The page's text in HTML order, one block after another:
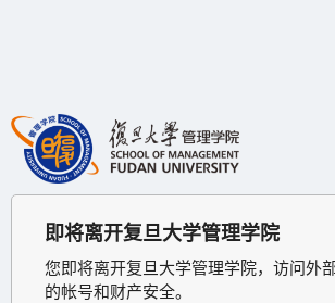
即将离开复旦大学管理学院
您即将离开复旦大学管理学院，访问外
的帐号和财产安全。